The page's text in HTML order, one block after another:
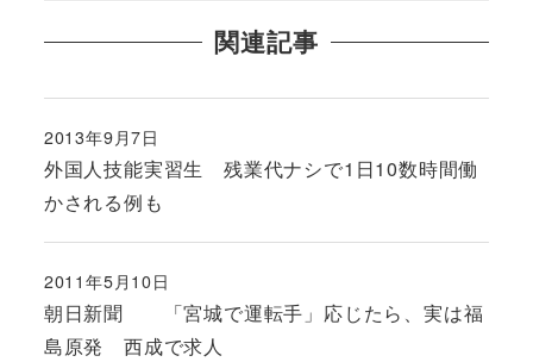
関連記事
外国人技能実習生 残業代ナシで1日10数時間働
かされる例も
投稿日
2013年9月7日
朝日新聞 「宮城で運転手」応じたら、実は福
島原発 西成で求人
投稿日
2011年5月10日